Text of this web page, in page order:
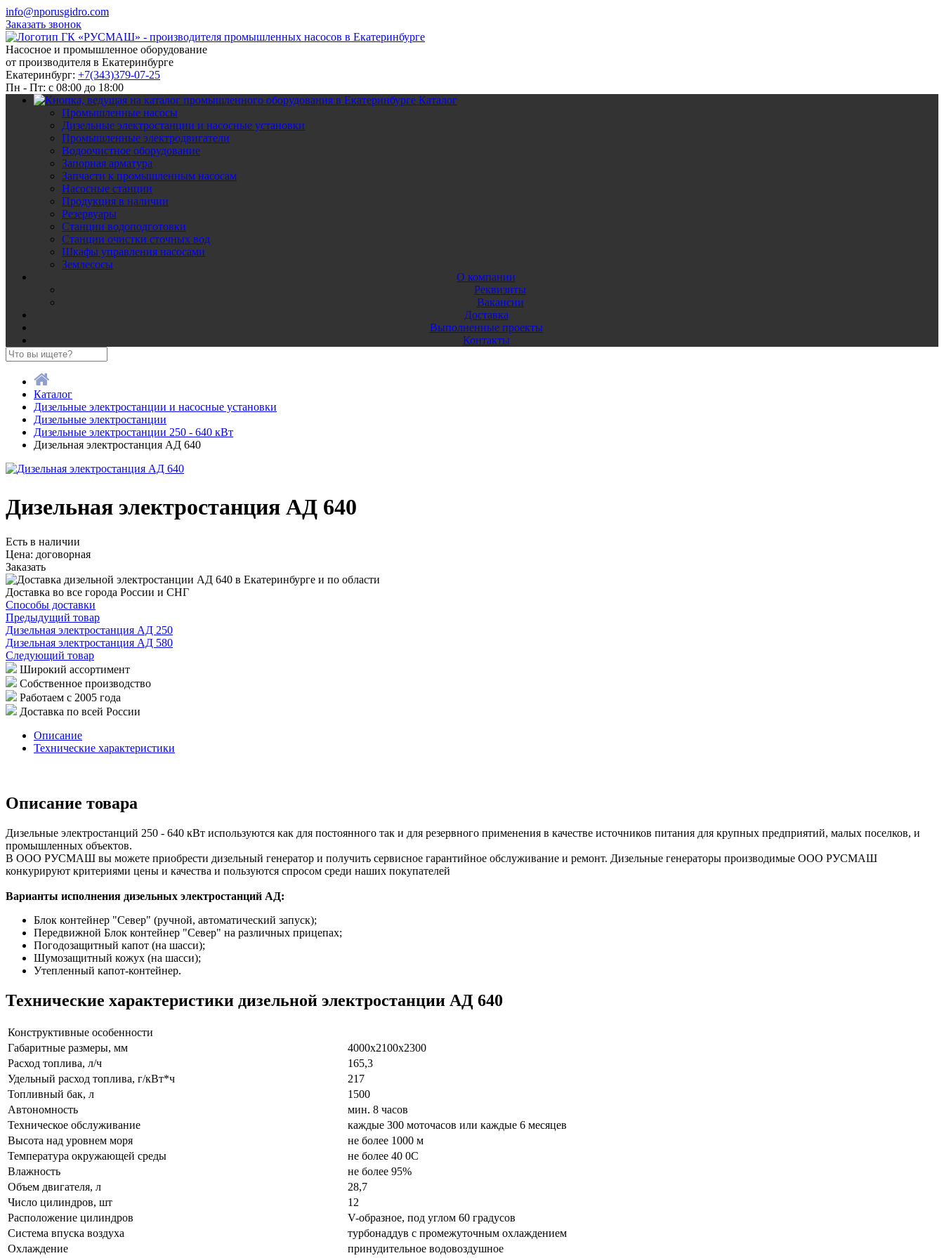
info@nporusgidro.com
Заказать звонок
Насосное и промышленное оборудование
от производителя в Екатеринбурге
Екатеринбург: +7(343)379-07-25
Пн - Пт: с 08:00 до 18:00
Каталог
Промышленные насосы
Дизельные электростанции и насосные установки
Промышленные электродвигатели
Водоочистное оборудование
Запорная арматура
Запчасти к промышленным насосам
Насосные станции
Продукция в наличии
Резервуары
Станции водоподготовки
Станции очистки сточных вод
Шкафы управления насосами
Землесосы
О компании
Реквизиты
Вакансии
Доставка
Выполненные проекты
Контакты
Каталог
Дизельные электростанции и насосные установки
Дизельные электростанции
Дизельные электростанции 250 - 640 кВт
Дизельная электростанция АД 640
Дизельная электростанция АД 640
Есть в наличии
Цена: договорная
Заказать
Доставка во все города России и СНГ
Способы доставки
Предыдущий товар
Дизельная электростанция АД 250
Дизельная электростанция АД 580
Следующий товар
Широкий ассортимент
Собственное производство
Работаем с 2005 года
Доставка по всей России
Описание
Технические характеристики
Описание товара
Дизельные электростанций 250 - 640 кВт используются как для постоянного так и для резервного применения в качестве источников питания для крупных предприятий, малых поселков, и
промышленных объектов.
В ООО РУСМАШ вы можете приобрести дизельный генератор и получить сервисное гарантийное обслуживание и ремонт. Дизельные генераторы производимые ООО РУСМАШ
конкурируют критериями цены и качества и пользуются спросом среди наших покупателей
Варианты исполнения дизельных электростанций АД:
Блок контейнер "Север" (ручной, автоматический запуск);
Передвижной Блок контейнер "Север" на различных прицепах;
Погодозащитный капот (на шасси);
Шумозащитный кожух (на шасси);
Утепленный капот-контейнер.
Технические характеристики дизельной электростанции АД 640
Конструктивные особенности
Габаритные размеры, мм
4000x2100x2300
Расход топлива, л/ч
165,3
Удельный расход топлива, г/кВт*ч
217
Топливный бак, л
1500
Автономность
мин. 8 часов
Техническое обслуживание
каждые 300 моточасов или каждые 6 месяцев
Высота над уровнем моря
не более 1000 м
Температура окружающей среды
не более 40 0С
Влажность
не более 95%
Объем двигателя, л
28,7
Число цилиндров, шт
12
Расположение цилиндров
V-образное, под углом 60 градусов
Система впуска воздуха
турбонаддув с промежуточным охлаждением
Охлаждение
принудительное водовоздушное